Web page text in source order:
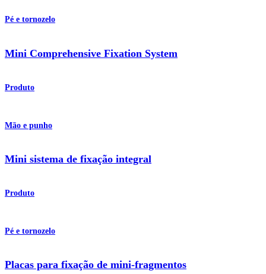
Pé e tornozelo
Mini Comprehensive Fixation System
Produto
Mão e punho
Mini sistema de fixação integral
Produto
Pé e tornozelo
Placas para fixação de mini-fragmentos